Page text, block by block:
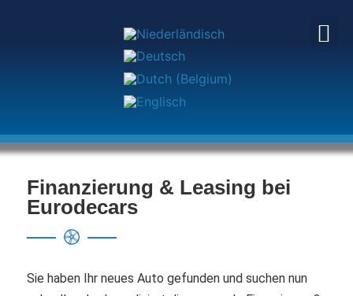
Finanzierung & Leasing bei
Eurodecars
Sie haben Ihr neues Auto gefunden und suchen nun